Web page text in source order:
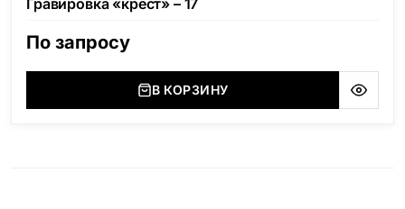
По запросу
В КОРЗИНУ